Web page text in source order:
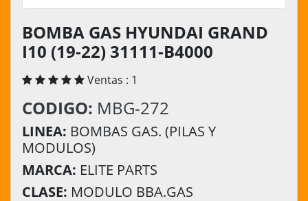
BOMBA GAS HYUNDAI GRAND
I10 (19-22) 31111-B4000
Ventas : 1
CODIGO: MBG-272
LINEA: BOMBAS GAS. (PILAS Y
MODULOS)
MARCA: ELITE PARTS
CLASE: MODULO BBA.GAS